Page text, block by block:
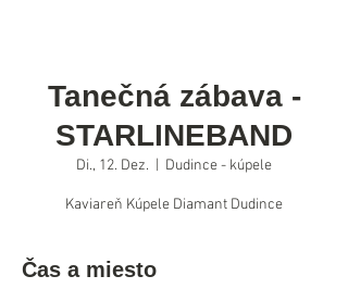
Tanečná zábava -
STARLINEBAND
Di., 12. Dez. Dudince - kúpele
Kaviareň Kúpele Diamant Dudince
Čas a miesto